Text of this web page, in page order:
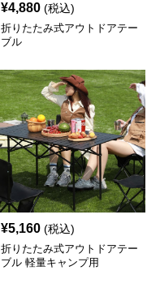
¥4,880 (税込)
折りたたみ式アウトドアテー
ブル
¥5,160 (税込)
折りたたみ式アウトドアテー
ブル 軽量キャンプ用